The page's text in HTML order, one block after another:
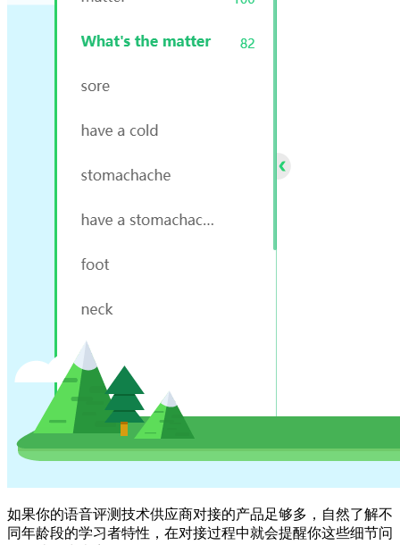
如果你的语音评测技术供应商对接的产品足够多，自然了解不
同年龄段的学习者特性，在对接过程中就会提醒你这些细节问